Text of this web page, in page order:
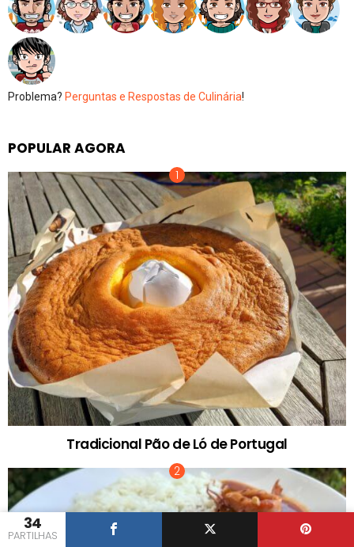
34
PARTILHAS
Problema? Perguntas e Respostas de Culinária!
POPULAR AGORA
Tradicional Pão de Ló de Portugal